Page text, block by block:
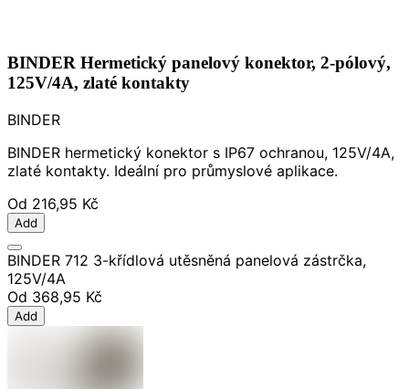
BINDER Hermetický panelový konektor, 2-pólový,
125V/4A, zlaté kontakty
BINDER
BINDER hermetický konektor s IP67 ochranou, 125V/4A,
zlaté kontakty. Ideální pro průmyslové aplikace.
Od 216,95 Kč
Add
BINDER 712 3-křídlová utěsněná panelová zástrčka,
125V/4A
Od 368,95 Kč
Add